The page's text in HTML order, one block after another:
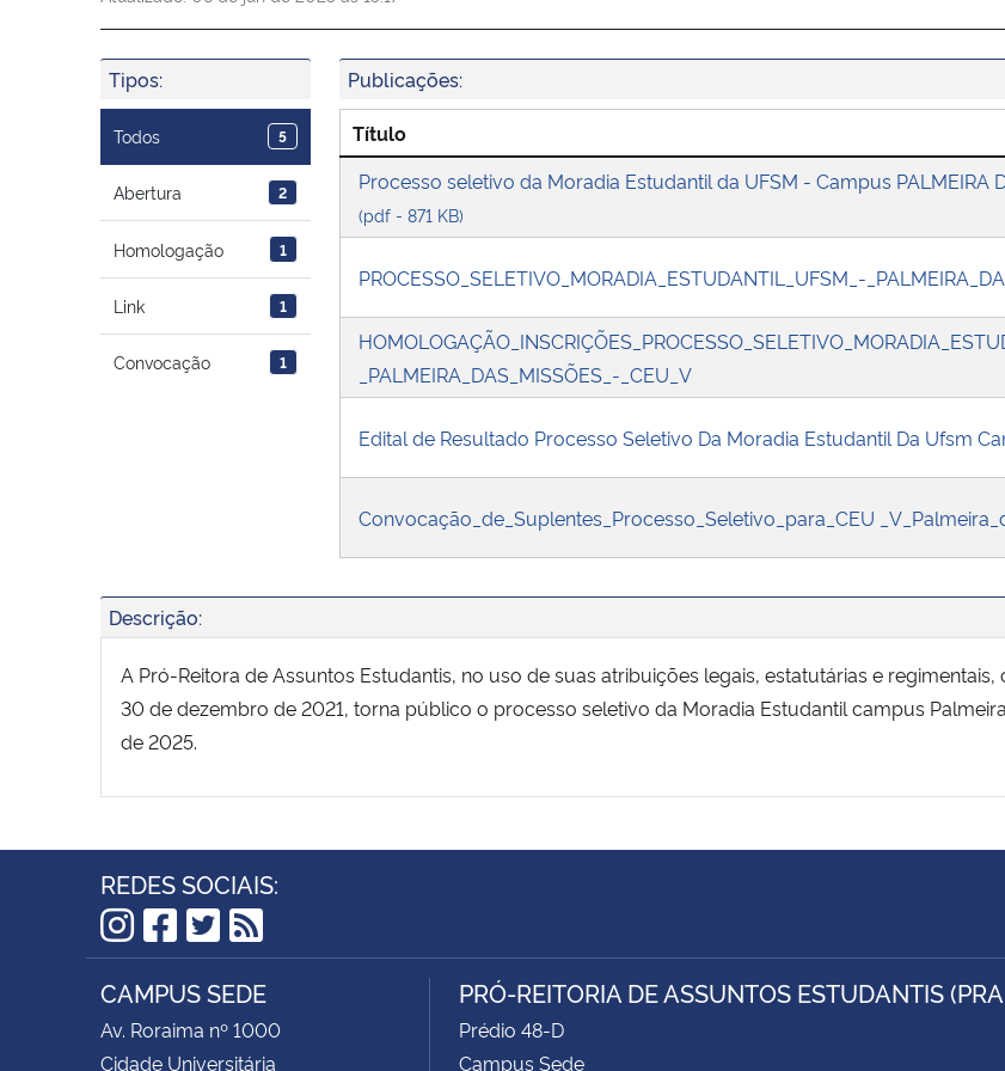
Tipos:
Todos 5
Abertura 2
Homologação 1
Link 1
Convocação 1
Publicações:
Título
Processo seletivo da Moradia Estudantil da UFSM - Campus PALMEIRA
(pdf - 871 KB)
PROCESSO_SELETIVO_MORADIA_ESTUDANTIL_UFSM_-
_PALMEIRA_DAS_MISSÕES_-_CEU_V
Edital de Resultado Processo Seletivo Da Moradia Estudantil Da Ufsm
Convocação_de_Suplentes_Processo_Seletivo_para_CEU
Descrição:
A Pró-Reitora de Assuntos Estudantis, no uso de suas atribuições legais, estatutárias e
30 de dezembro de 2021, torna público o processo seletivo da Moradia Estudantil campus
de 2025.
REDES SOCIAIS:
Instagram
Facebook
Twitter
RSS
CAMPUS SEDE
Av. Roraima nº 1000
Cidade Universitária
PRÓ-REITORIA DE ASSUNTOS ESTUDANTIS
Prédio 48-D
Campus Sede